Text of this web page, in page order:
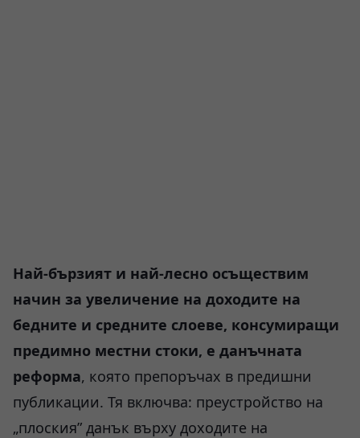
Най-бързият и най-лесно осъществим
начин за увеличение на доходите на
бедните и средните слоеве, консумиращи
предимно местни стоки, е данъчната
реформа, която препоръчах в предишни
публикации. Тя включва: преустройство на
„плоския” данък върху доходите на